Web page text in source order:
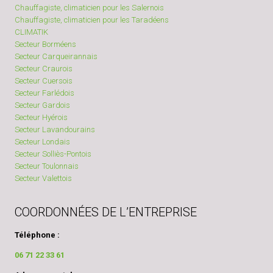
Chauffagiste, climaticien pour les Salernois
Chauffagiste, climaticien pour les Taradéens
CLIMATIK
Secteur Borméens
Secteur Carqueirannais
Secteur Craurois
Secteur Cuersois
Secteur Farlédois
Secteur Gardois
Secteur Hyérois
Secteur Lavandourains
Secteur Londais
Secteur Solliès-Pontois
Secteur Toulonnais
Secteur Valettois
COORDONNÉES DE L’ENTREPRISE
Téléphone :
06 71 22 33 61